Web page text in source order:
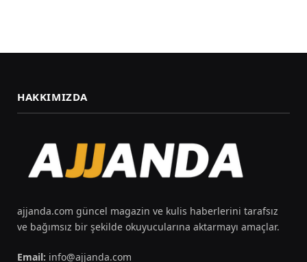
HAKKIMIZDA
ajjanda.com güncel magazin ve kulis haberlerini tarafsız
ve bağımsız bir şekilde okuyucularına aktarmayı amaçlar.
Email: info@ajjanda.com